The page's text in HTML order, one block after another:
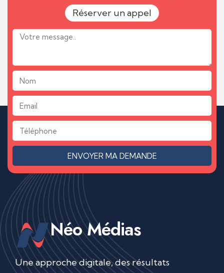
Réserver un appel
ENVOYER MA DEMANDE
Néo Médias
Une approche digitale, des résultats